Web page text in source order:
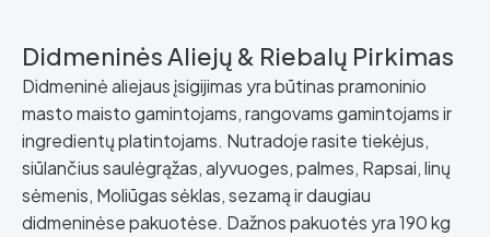
Didmeninės Aliejų & Riebalų Pirkimas
Didmeninė aliejaus įsigijimas yra būtinas pramoninio
masto maisto gamintojams, rangovams gamintojams ir
ingredientų platintojams. Nutradoje rasite tiekėjus,
siūlančius saulėgrąžas, alyvuoges, palmes, Rapsai, linų
sėmenis, Moliūgas sėklas, sezamą ir daugiau
didmeninėse pakuotėse. Dažnos pakuotės yra 190 kg